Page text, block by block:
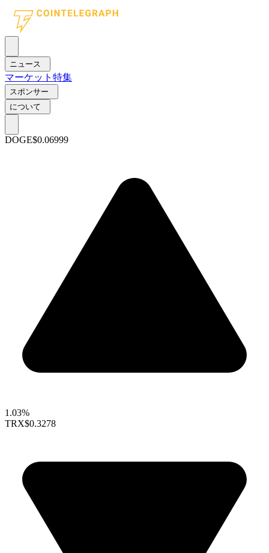
ニュース
マーケット 特集
スポンサー
について
DOGE$0.06999
1.03%
TRX$0.3278